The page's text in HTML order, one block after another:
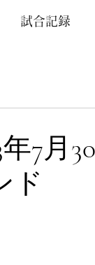
試合記録
年7月
ド